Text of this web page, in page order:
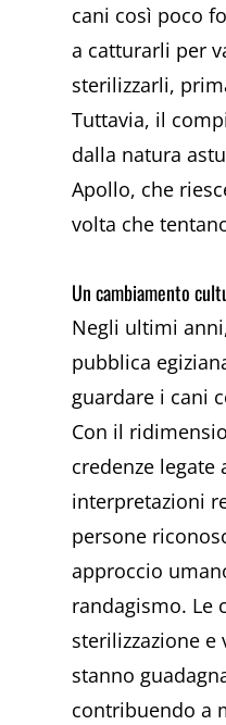
cani così poco
a catturarli per
sterilizzarli,
Tuttavia, il
dalla natura
Apollo, che
volta che
Un cambiamento
Negli ultimi
pubblica
guardare i cani
Con il
credenze legate
interpretazioni
persone
approccio
randagismo. Le
sterilizzazione e
stanno
contribuendo a